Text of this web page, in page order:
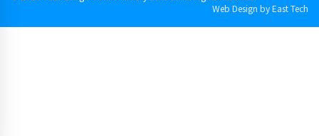
Web Design byEast Tech